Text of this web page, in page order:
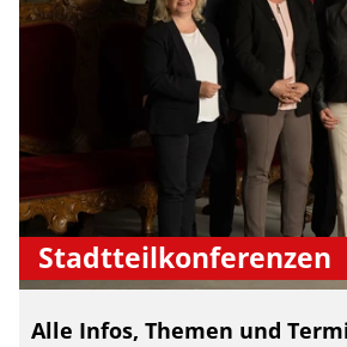
Stadtteilkonferenzen
Alle Infos, Themen und